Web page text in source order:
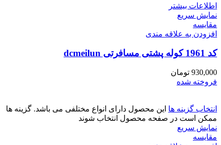
اطلاعات بیشتر
نمایش سریع
مقايسه
افزودن به علاقه مندی
کد 1961 کوله پشتی مسافرتی dcmeilun
930,000 تومان
فروخته شده
انتخاب گزینه ها این محصول دارای انواع مختلفی می باشد. گزینه ها
ممکن است در صفحه محصول انتخاب شوند
نمایش سریع
مقايسه